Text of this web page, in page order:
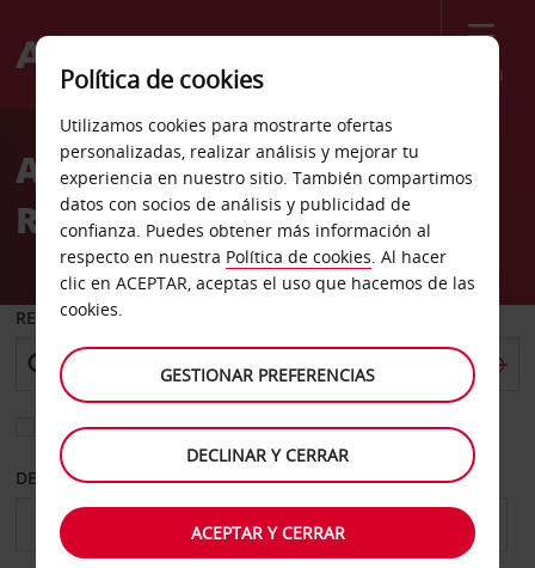
Menú
Welcome
AvisAlquiler de coches Round
Rock
RECOGER EN
Elegir otra oficina de devolución
DESDE HASTA
Política de cookies
Utilizamos cookies para mostrarte ofertas
personalizadas, realizar análisis y mejorar tu
experiencia en nuestro sitio. También compartimos
datos con socios de análisis y publicidad de
confianza. Puedes obtener más información al
respecto en nuestra Política de cookies. Al hacer
clic en ACEPTAR, aceptas el uso que hacemos de las
cookies.
GESTIONAR PREFERENCIAS
DECLINAR Y CERRAR
ACEPTAR Y CERRAR